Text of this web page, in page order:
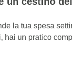
la tua spesa
un pratico